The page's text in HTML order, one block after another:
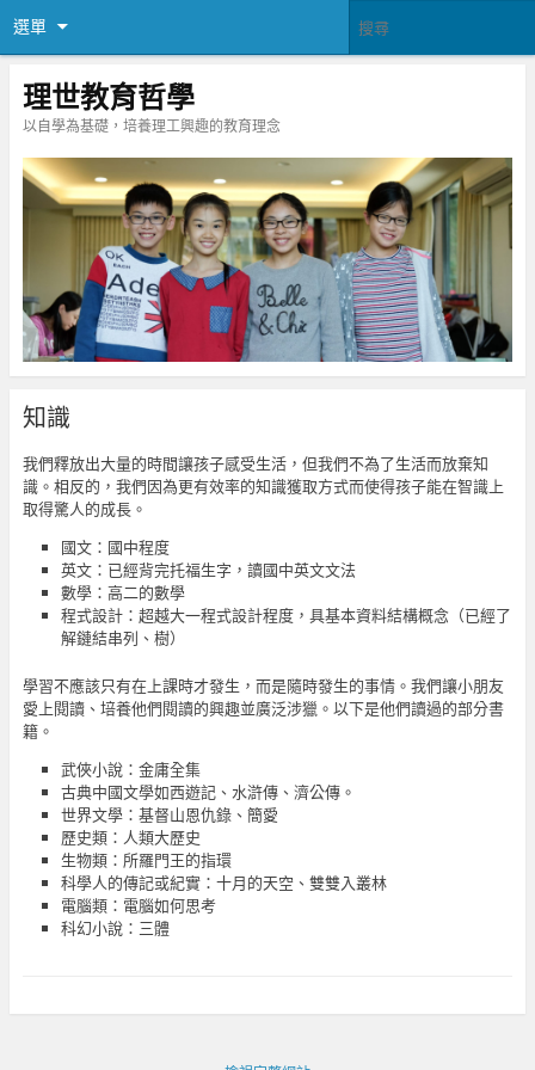
選單
理世教育哲學
以自學為基礎，培養理工興趣的教育理念
知識
我們釋放出大量的時間讓孩子感受生活，但我們不為了生活而放棄知
識。相反的，我們因為更有效率的知識獲取方式而使得孩子能在智識上
取得驚人的成長。
國文：國中程度
英文：已經背完托福生字，讀國中英文文法
數學：高二的數學
程式設計：超越大一程式設計程度，具基本資料結構概念（已經了
解鏈結串列、樹）
學習不應該只有在上課時才發生，而是隨時發生的事情。我們讓小朋友
愛上閱讀、培養他們閱讀的興趣並廣泛涉獵。以下是他們讀過的部分書
籍。
武俠小說：金庸全集
古典中國文學如西遊記、水滸傳、濟公傳。
世界文學：基督山恩仇錄、簡愛
歷史類：人類大歷史
生物類：所羅門王的指環
科學人的傳記或紀實：十月的天空、雙雙入叢林
電腦類：電腦如何思考
科幻小說：三體